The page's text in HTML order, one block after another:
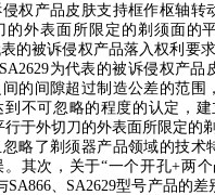
权产品皮肤支持框作枢轴转
的外表面所限定的剃须面的
的被诉侵权产品落入权利要求
SA2629为代表的被诉侵权产品
的间隙超过制造公差的范围
不可忽略的程度的认定，
于外切刀的外表面所限定的
略了剃须器产品领域的技术
。其次，关于“一个开孔+两
SA866、 SA2629型号产品的差